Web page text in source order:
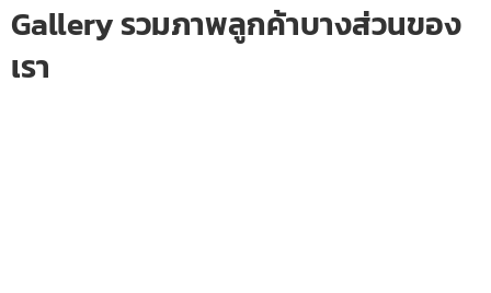
Gallery รวมภาพลูกค้าบางส่วนของ
เรา